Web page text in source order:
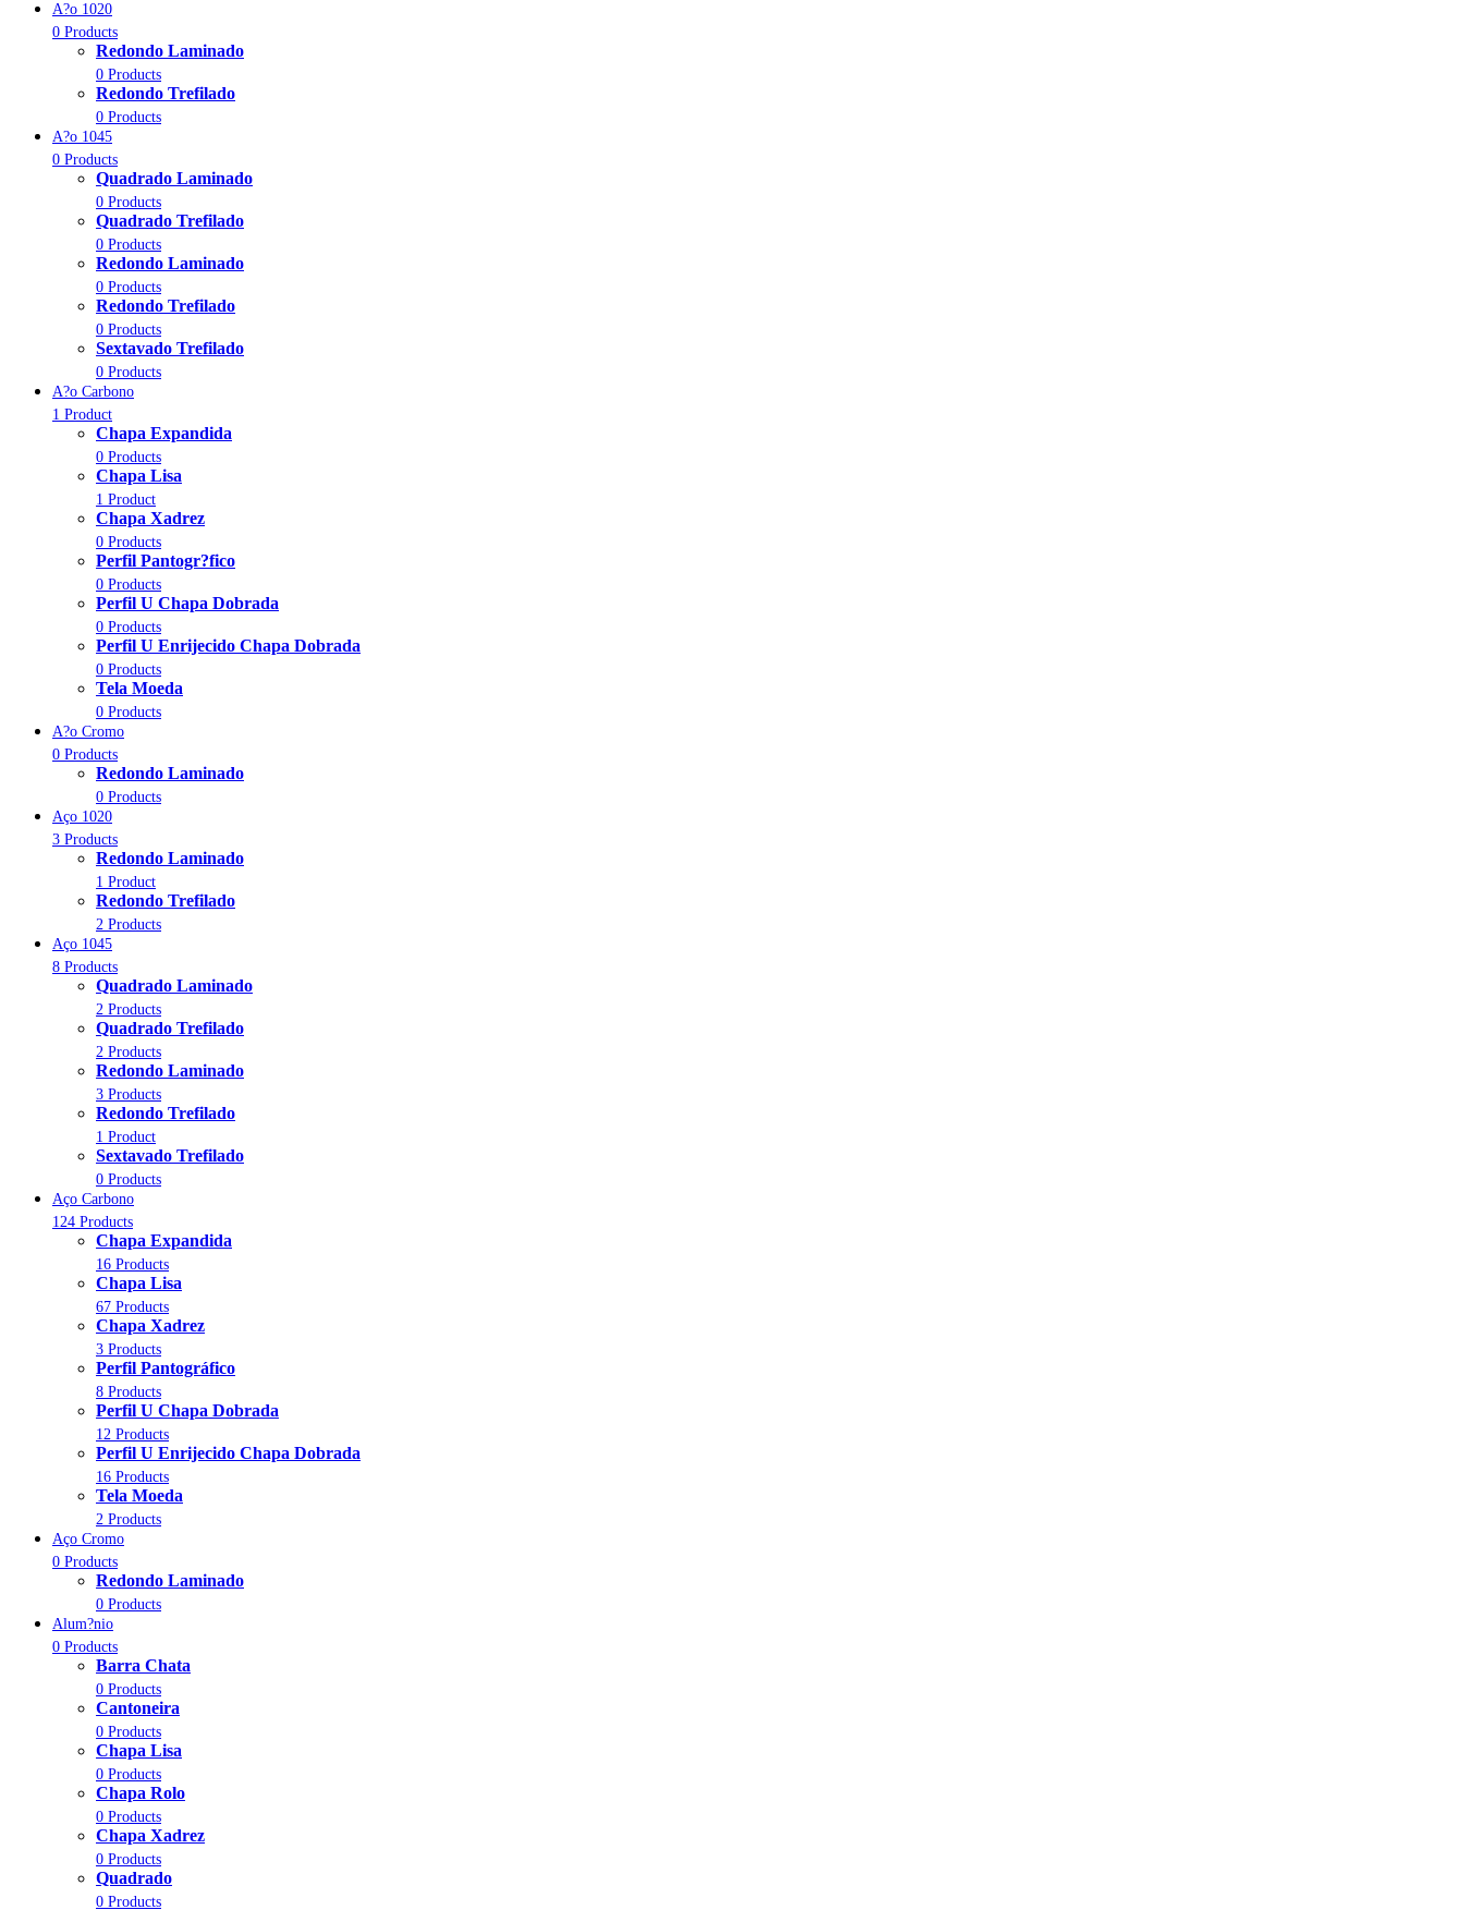
A?o 1020
0 Products
Redondo Laminado
0 Products
Redondo Trefilado
0 Products
A?o 1045
0 Products
Quadrado Laminado
0 Products
Quadrado Trefilado
0 Products
Redondo Laminado
0 Products
Redondo Trefilado
0 Products
Sextavado Trefilado
0 Products
A?o Carbono
1 Product
Chapa Expandida
0 Products
Chapa Lisa
1 Product
Chapa Xadrez
0 Products
Perfil Pantogr?fico
0 Products
Perfil U Chapa Dobrada
0 Products
Perfil U Enrijecido Chapa Dobrada
0 Products
Tela Moeda
0 Products
A?o Cromo
0 Products
Redondo Laminado
0 Products
Aço 1020
3 Products
Redondo Laminado
1 Product
Redondo Trefilado
2 Products
Aço 1045
8 Products
Quadrado Laminado
2 Products
Quadrado Trefilado
2 Products
Redondo Laminado
3 Products
Redondo Trefilado
1 Product
Sextavado Trefilado
0 Products
Aço Carbono
124 Products
Chapa Expandida
16 Products
Chapa Lisa
67 Products
Chapa Xadrez
3 Products
Perfil Pantográfico
8 Products
Perfil U Chapa Dobrada
12 Products
Perfil U Enrijecido Chapa Dobrada
16 Products
Tela Moeda
2 Products
Aço Cromo
0 Products
Redondo Laminado
0 Products
Alum?nio
0 Products
Barra Chata
0 Products
Cantoneira
0 Products
Chapa Lisa
0 Products
Chapa Rolo
0 Products
Chapa Xadrez
0 Products
Quadrado
0 Products